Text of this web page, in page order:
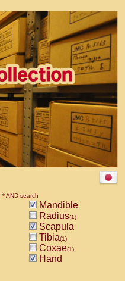
* AND search
Mandible
Radius(1)
Scapula
Tibia(1)
Coxae(1)
Hand